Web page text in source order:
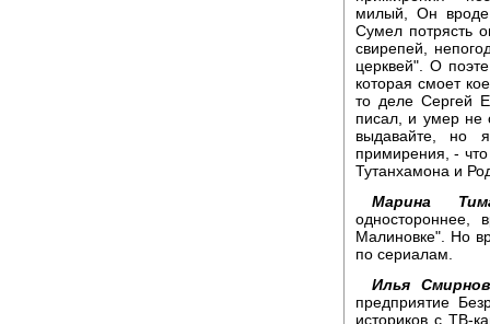
милый, Он
Сумел потрясть
свирепей,
церквей". О
которая смоет
то деле Сергей
писал, и умер не
выдавайте, но
примирения, -
Тутанхамона и
Марина
одностороннее,
Малиновке". Но
по сериалам.
Илья
предприятие
историков с ТВ-